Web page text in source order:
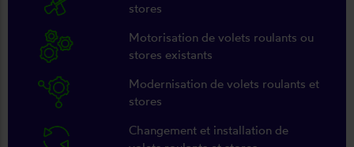
stores
Motorisation de volets roulants ou
stores existants
Modernisation de volets roulants et
stores
Changement et installation de